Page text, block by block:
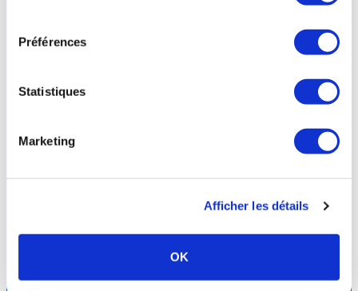
Préférences
Statistiques
Marketing
Afficher les détails
OK
Thermes Luzéa
05.62.92.81.58.